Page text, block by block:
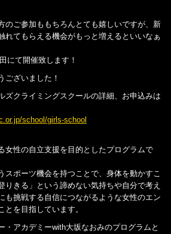
のご参加ももちろんとても嬉しいですが、新
れてもらえる機会がもっと増えるといいなぁ
にて開催致します！
ございました！
ズクライミングスクールの詳細、お申込みは
school/girls-school
女性の自立支援を目的としたプログラムで
スポーツ機会を持つことで、身体を動かすこ
りきる」という諦めない気持ちや自分で考え
も挑戦する自信につながるような女性のエン
を目指しています。
アカデミーwith大坂なおみのプログラムと